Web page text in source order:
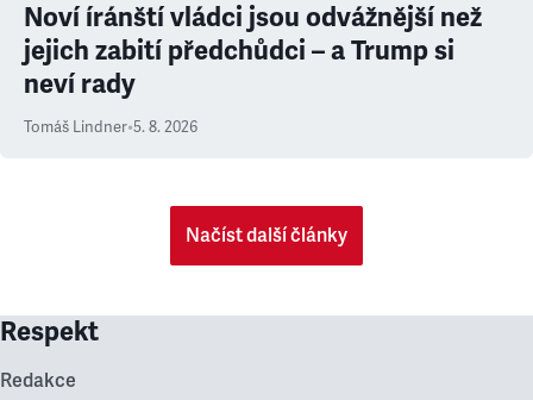
Noví íránští vládci jsou odvážnější než
jejich zabití předchůdci – a Trump si
neví rady
Tomáš Lindner•5. 8. 2026
Načíst další články
Respekt
Redakce